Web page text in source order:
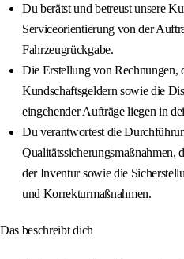
Du berätst und betreust unsere
Serviceorientierung von der
Fahrzeugrückgabe.
Die Erstellung von Rechnungen,
Kundschaftsgeldern sowie die
eingehender Aufträge liegen in
Du verantwortest die
der Inventur sowie die
und Korrekturmaßnahmen.
Das beschreibt dich